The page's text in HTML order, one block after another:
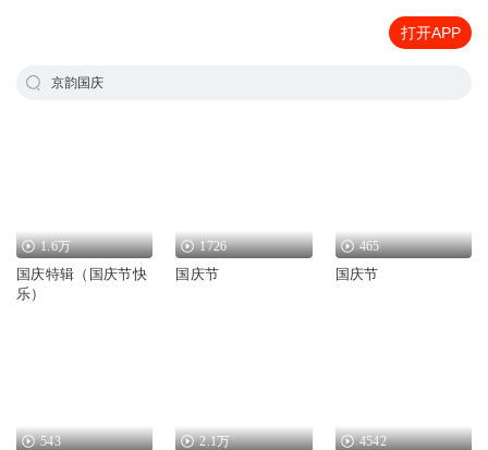
打开APP
京韵国庆
1.6万
国庆特辑（国庆节快
乐）
1726
国庆节
465
国庆节
543 2.1万 4542